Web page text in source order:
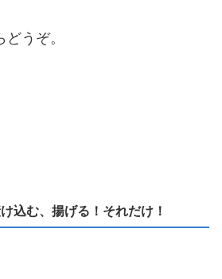
うぞ。
込む、揚げる！それだけ！